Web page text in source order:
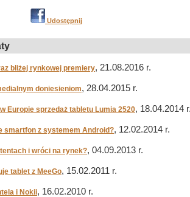
Udostępnij
bliżej rynkowej premiery, 21.08.2016 r.
doniesieniom, 28.04.2015 r.
Europie sprzedaż tabletu Lumia 2520, 18.04.2014
smartfon z systemem Android?, 12.02.2014 r.
i wróci na rynek?, 04.09.2013 r.
tablet z MeeGo, 15.02.2011 r.
i Nokii, 16.02.2010 r.